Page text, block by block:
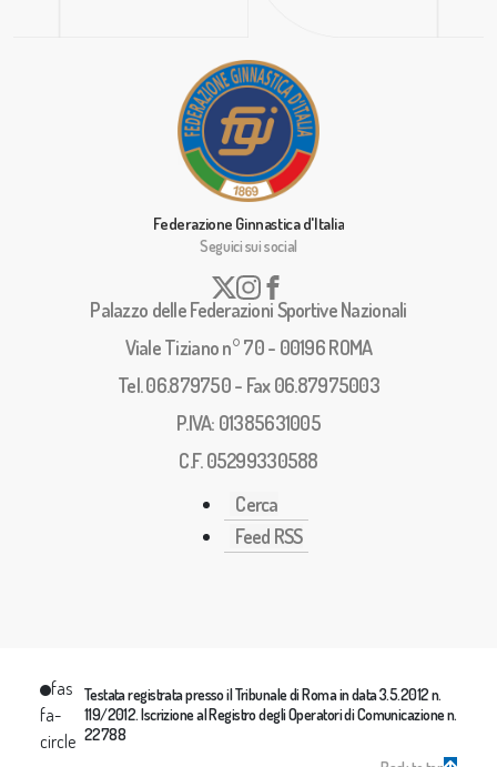
Federazione Ginnastica d'Italia
Seguici sui social
Palazzo delle Federazioni Sportive Nazionali
Viale Tiziano n° 70 - 00196 ROMA
Tel. 06.879750 - Fax 06.87975003
P.IVA: 01385631005
C.F. 05299330588
Cerca
Feed RSS
fas
fa-
circle
Testata registrata presso il Tribunale di Roma in data 3.5.2012 n.
119/2012. Iscrizione al Registro degli Operatori di Comunicazione n.
22788